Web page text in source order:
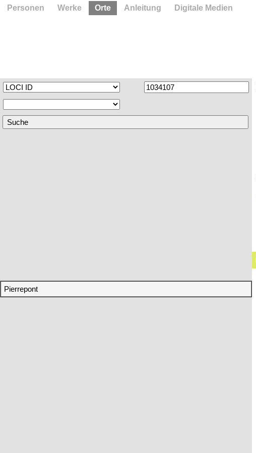
Pierrepont
Personen Werke Orte Anleitung Digitale Medien